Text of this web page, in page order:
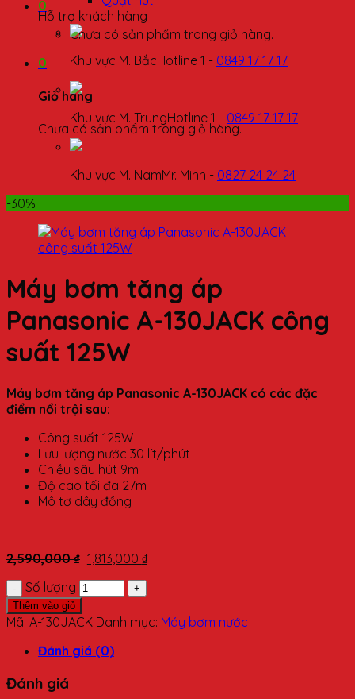
0
Chưa có sản phẩm trong giỏ hàng.
0
Giỏ hàng
Chưa có sản phẩm trong giỏ hàng.
Hỗ trợ khách hàng
Khu vực M. BắcHotline 1 - 0849 17 17 17
Khu vực M. TrungHotline 1 - 0849 17 17 17
Khu vực M. NamMr. Minh - 0827 24 24 24
-30%
Máy bơm tăng áp
Panasonic A-130JACK công
suất 125W
Máy bơm tăng áp Panasonic A-130JACK có các đặc
điểm nổi trội sau:
Công suất 125W
Lưu lượng nước 30 lít/phút
Chiều sâu hút 9m
Độ cao tối đa 27m
Mô tơ dây đồng
2,590,000₫ 1,813,000 ₫
Số lượng
Thêm vào giỏ
Mã: A-130JACK Danh mục: Máy bơm nước
Đánh giá (0)
Đánh giá